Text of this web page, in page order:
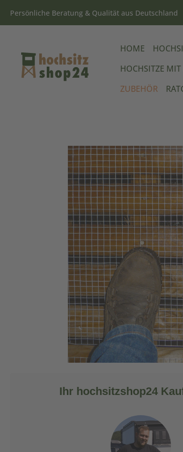
Persönliche Beratung & Qualität aus Deutschland
HOME
HOCHSITZE MIT
ZUBEHÖR
Bildergalerie überspringen
Ihr hochsitzshop24